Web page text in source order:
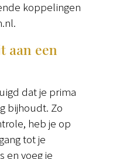
koppelingen
aan een
dat je prima
bijhoudt. Zo
heb je op
tot je
en voeg je